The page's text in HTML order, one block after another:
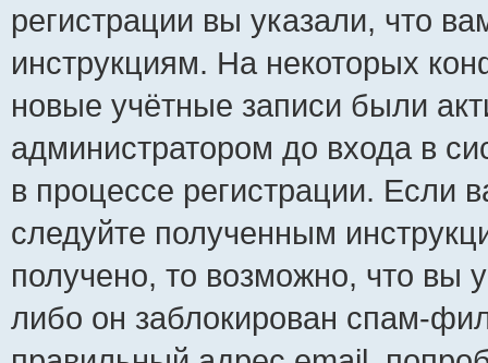
регистрации вы указали, что
инструкциям. На некоторых
новые учётные записи были
администратором до входа в
в процессе регистрации.
следуйте полученным
получено, то возможно, что вы
либо он заблокирован спам-